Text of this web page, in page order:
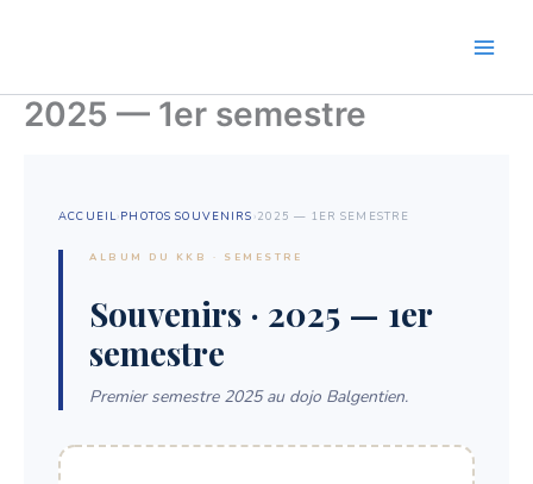
2025 — 1er semestre
ACCUEIL ›PHOTOS SOUVENIRS ›2025 — 1ER SEMESTRE
ALBUM DU KKB · SEMESTRE
Souvenirs · 2025 — 1er
semestre
Premier semestre 2025 au dojo Balgentien.